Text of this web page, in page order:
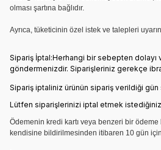
olması şartına bağlıdır.
Ayrıca, tüketicinin özel istek ve talepleri
Sipariş İptal:Herhangi bir sebepten
göndermenizdir. Siparişleriniz gerekçe
Sipariş iptaliniz ürünün sipariş verildiği
Lütfen siparişlerinizi iptal etmek
Ödemenin kredi kartı veya benzeri bir ödeme
kendisine bildirilmesinden itibaren 10 gün